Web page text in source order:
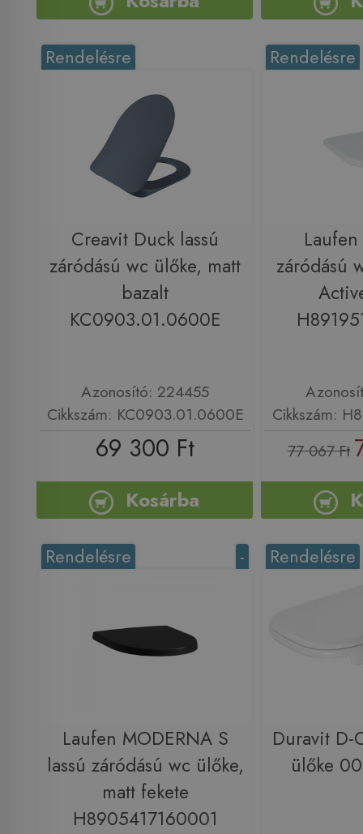
Rendelésre
Creavit Duck lassú
záródású wc ülőke, matt
bazalt
KC0903.01.0600E
Azonosító: 224455
Cikkszám: KC0903.01.0600E
69 300 Ft
Kosárba
Rendelésre
záródású
Cikkszám:
77 067 Ft
-
Rendelésre
Laufen MODERNA S
lassú záródású wc ülőke,
matt fekete
H8905417160001
Rendelésre
Duravit D-
ülőke